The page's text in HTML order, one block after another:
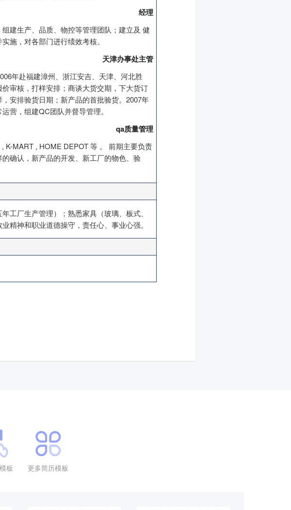
经理
建生产、品质、物控等管理团队；建立及 健
施，对各部门进行绩效考核。
天津办事处主管
年赴福建漳州、浙江安吉、天津、河北胜
审核，打样安排；商谈大货交期，下大货订
安排验货日期；新产品的首批验货。2007年
营，组建QC团队并督导管理。
qa质量管理
K-MART , HOME DEPOT 等 。 前期主要负责
确认，新产品的开发、新工厂的物色、验
工厂生产管理）；熟悉家具（玻璃、板式、
精神和职业道德操守，责任心、事业心强。
板 更多简历模板